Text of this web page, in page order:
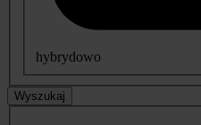
hybrydowo
Wyszukaj